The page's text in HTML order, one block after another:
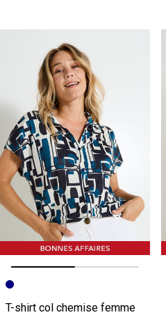
Image précédente
Image suivante
T-shirt col chemise femme